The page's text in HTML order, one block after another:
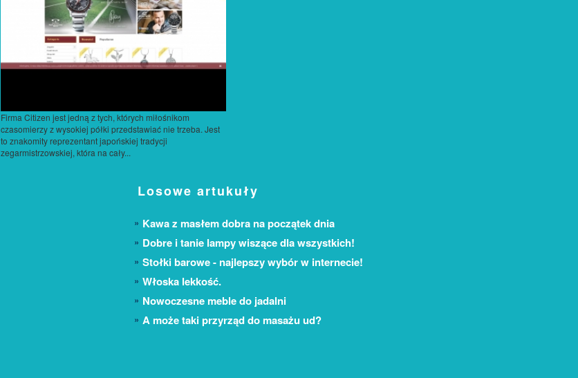
Firma Citizen jest jedną z tych, których miłośnikom
czasomierzy z wysokiej półki przedstawiać nie trzeba. Jest
to znakomity reprezentant japońskiej tradycji
zegarmistrzowskiej, która na cały...
Losowe artukuły
Kawa z masłem dobra na początek dnia
Dobre i tanie lampy wiszące dla wszystkich!
Stołki barowe - najlepszy wybór w internecie!
Włoska lekkość.
Nowoczesne meble do jadalni
A może taki przyrząd do masażu ud?